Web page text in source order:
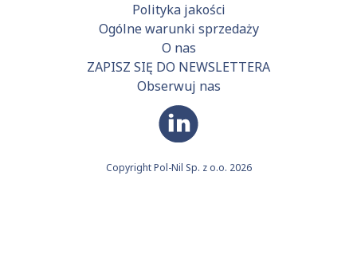
Polityka jakości
Ogólne warunki sprzedaży
O nas
ZAPISZ SIĘ DO NEWSLETTERA
Obserwuj nas
Copyright Pol-Nil Sp. z o.o. 2026